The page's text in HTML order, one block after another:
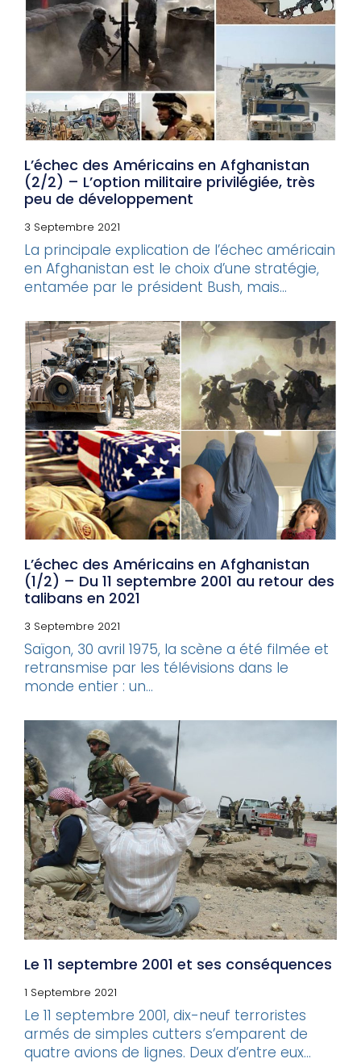
L’échec des Américains en Afghanistan
(2/2) – L’option militaire privilégiée, très
peu de développement
3 Septembre 2021
La principale explication de l’échec américain
en Afghanistan est le choix d’une stratégie,
entamée par le président Bush, mais...
L’échec des Américains en Afghanistan
(1/2) – Du 11 septembre 2001 au retour des
talibans en 2021
3 Septembre 2021
Saïgon, 30 avril 1975, la scène a été filmée et
retransmise par les télévisions dans le
monde entier : un...
Le 11 septembre 2001 et ses conséquences
1 Septembre 2021
Le 11 septembre 2001, dix-neuf terroristes
armés de simples cutters s’emparent de
quatre avions de lignes. Deux d’entre eux...